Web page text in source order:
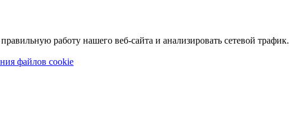
работу нашего веб-сайта и анализировать сетевой трафик.
файлов cookie